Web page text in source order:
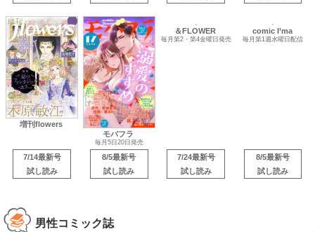
増刊flowers
7/14最新号
試し読み
モバフラ
毎月5日20日発売
8/5最新号
試し読み
7/24最新号
試し読み
8/5最新号
試し読み
男性コミック誌